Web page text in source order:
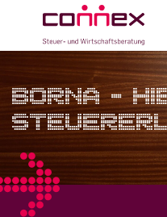
Suche
Über Connex
Unser Experten­-Team
Connex als Arbeit­geber
Branchen­expertise
BORNA -